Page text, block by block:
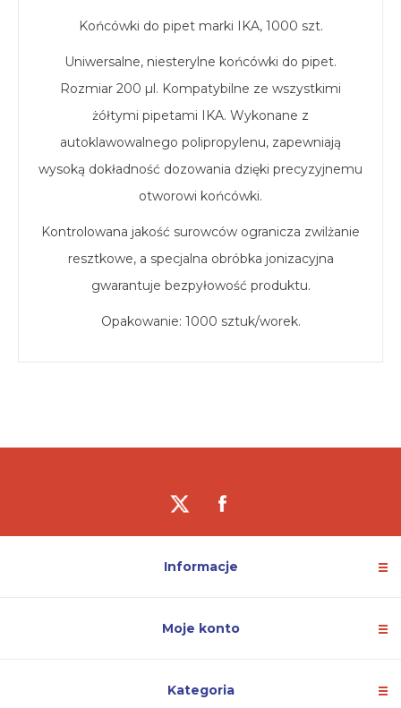
Końcówki do pipet marki IKA, 1000 szt.
Uniwersalne, niesterylne końcówki do pipet.
Rozmiar 200 µl. Kompatybilne ze wszystkimi
żółtymi pipetami IKA. Wykonane z
autoklawowalnego polipropylenu, zapewniają
wysoką dokładność dozowania dzięki precyzyjnemu
otworowi końcówki.
Kontrolowana jakość surowców ogranicza zwilżanie
resztkowe, a specjalna obróbka jonizacyjna
gwarantuje bezpyłowość produktu.
Opakowanie: 1000 sztuk/worek.
Informacje
Moje konto
Kategoria